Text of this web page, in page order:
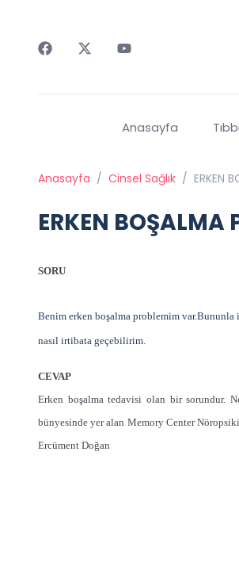
Anasayfa
Anasayfa / Cinsel Sağlık / ERKEN
ERKEN BOŞALMA
SORU
Benim erken boşalma problemim
nasıl irtibata geçebilirim.
CEVAP
Erken boşalma tedavisi olan bir sorundur.
bünyesinde yer alan Memory Center
Ercüment Doğan